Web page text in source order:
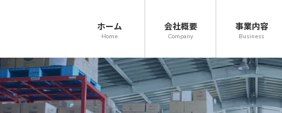
ホーム
Home
会社概要
Company
事業内容
Business